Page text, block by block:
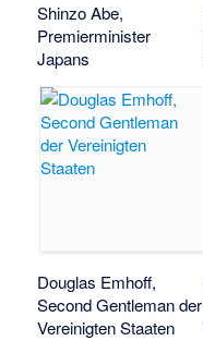
Shinzo Abe,
Premierminister
Japans
Douglas Emhoff,
Second Gentleman der
Vereinigten Staaten